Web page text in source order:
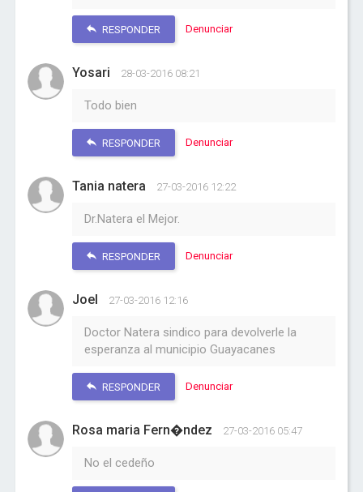
RESPONDER Denunciar
Yosari 28-03-2016 08:21
Todo bien
RESPONDER Denunciar
Tania natera 27-03-2016 12:22
Dr.Natera el Mejor.
RESPONDER Denunciar
Joel 27-03-2016 12:16
Doctor Natera sindico para devolverle la
esperanza al municipio Guayacanes
RESPONDER Denunciar
Rosa maria Fern�ndez 27-03-2016 05:47
No el cedeño